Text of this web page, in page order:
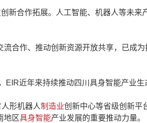
合作拓展。人工智能、机器人等未来
作、推动创新资源开放共享，已成为
近年来持续推动四川具身智能产业生
形机器人制造业创新中心等省级创新平
地区具身智能产业发展的重要推动力量。